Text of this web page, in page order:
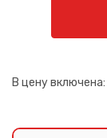
В цену включена: